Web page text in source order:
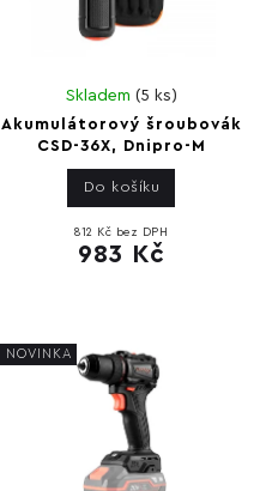
Akumulátorový šroubovák
CSD-36X, Dnipro-M
Skladem (5 ks)
812 Kč bez DPH
983 Kč
Do košíku
NOVINKA